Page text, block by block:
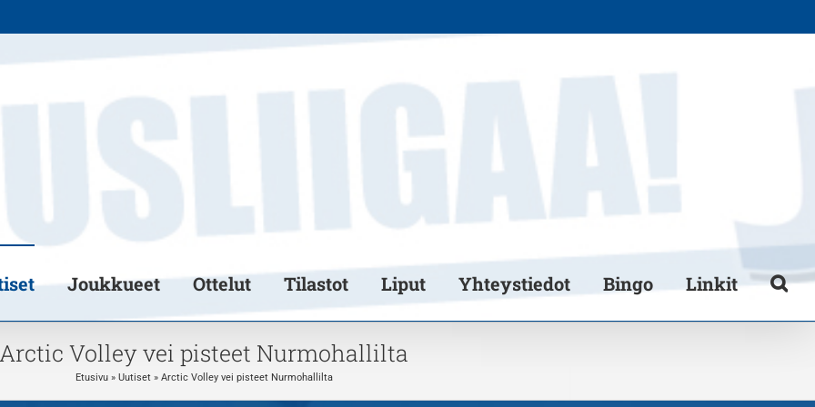
Joukkueet Ottelut Tilastot Liput Yhteystiedot Bingo Linkit
Arctic Volley vei pisteet Nurmohallilta
Etusivu» Uutiset» Arctic Volley vei pisteet Nurmohallilta